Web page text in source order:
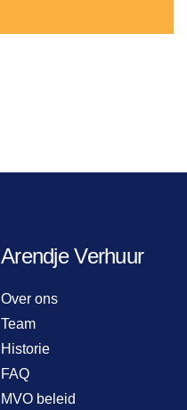
Arendje Verhuur
Over ons
Team
Historie
FAQ
MVO beleid